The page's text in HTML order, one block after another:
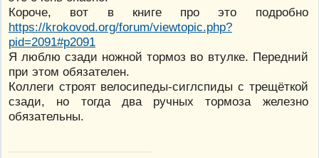
Короче, вот в книге про это подробно
https://krokovod.org/forum/viewtopic.php?
pid=2091#p2091
Я люблю сзади ножной тормоз во втулке. Передний
при этом обязателен.
Коллеги строят велосипеды-сиглспиды с трещёткой
сзади, но тогда два ручных тормоза железно
обязательны.